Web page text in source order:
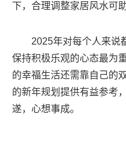
下，合理调整家居风水可
2025年对每个人来说
保持积极乐观的心态最为
的幸福生活还需靠自己的
的新年规划提供有益参考
遂，心想事成。